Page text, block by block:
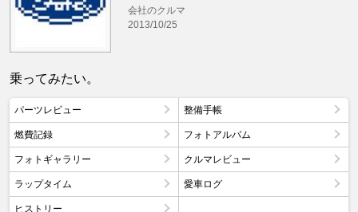
会社のクルマ
2013/10/25
乗ってみたい。
パーツレビュー 整備手帳
燃費記録 フォトアルバム
フォトギャラリー クルマレビュー
ラップタイム 愛車ログ
ヒストリー